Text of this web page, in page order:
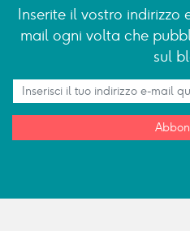
Inserite il vostro
mail ogni volta che
sul